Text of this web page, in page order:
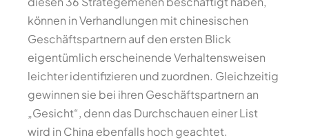
können in Verhandlungen mit chinesischen
Geschäftspartnern auf den ersten Blick
eigentümlich erscheinende Verhaltensweisen
leichter identifizieren und zuordnen. Gleichzeitig
gewinnen sie bei ihren Geschäftspartnern an
„Gesicht“, denn das Durchschauen einer List
wird in China ebenfalls hoch geachtet.